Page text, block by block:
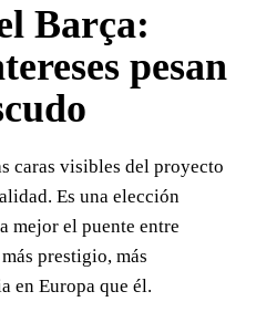
Barça:
pesan
caras visibles del proyecto
Es una elección
mejor el puente entre
prestigio, más
en Europa que él.